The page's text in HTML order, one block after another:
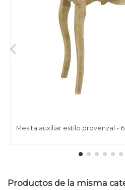
Mesita auxiliar estilo provenzal -
Productos de la misma